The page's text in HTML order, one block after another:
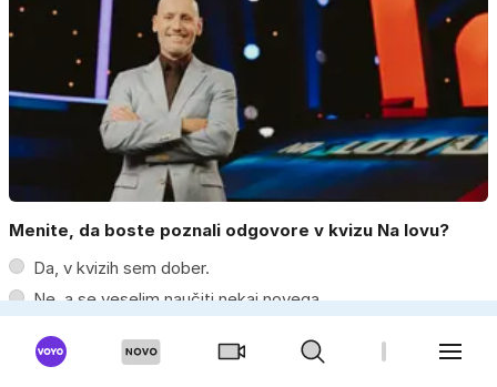
Menite, da boste poznali odgovore v kvizu Na lovu?
Da, v kvizih sem dober.
Ne, a se veselim naučiti nekaj novega.
Moški Ženska